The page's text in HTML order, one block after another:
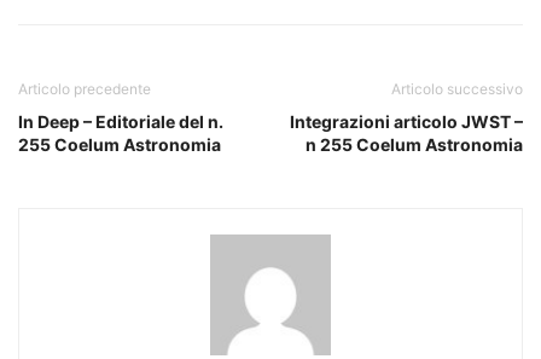
Articolo precedente
In Deep – Editoriale del n.
255 Coelum Astronomia
Articolo successivo
Integrazioni articolo JWST –
n 255 Coelum Astronomia